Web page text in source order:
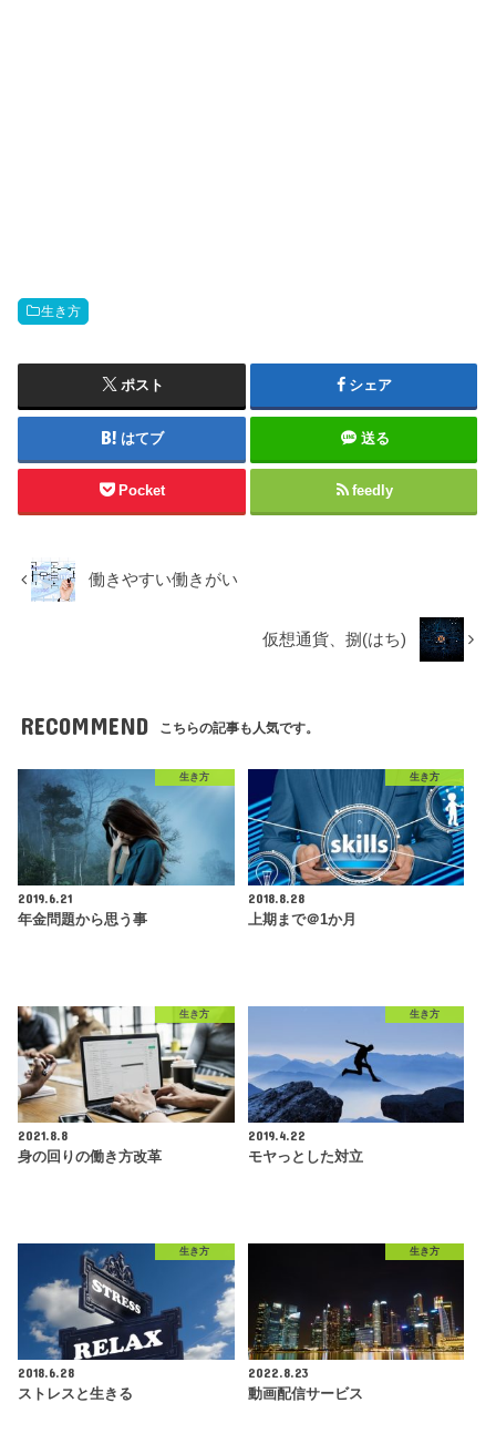
生き方
ポスト シェア
はてブ 送る
Pocket feedly
働きやすい働きがい
仮想通貨、捌(はち)
RECOMMEND こちらの記事も人気です。
生き方
2019.6.21
年金問題から思う事
生き方
2018.8.28
上期まで＠1か月
生き方
2021.8.8
身の回りの働き方改革
生き方
2019.4.22
モヤっとした対立
生き方
2018.6.28
ストレスと生きる
生き方
2022.8.23
動画配信サービス